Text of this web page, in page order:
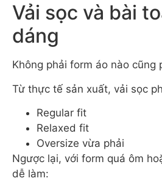
Vải sọc và bài
dáng
Không phải form áo nào cũng
Từ thực tế sản xuất, vải sọc
Regular fit
Relaxed fit
Oversize vừa phải
Ngược lại, với form quá ôm
dễ làm: